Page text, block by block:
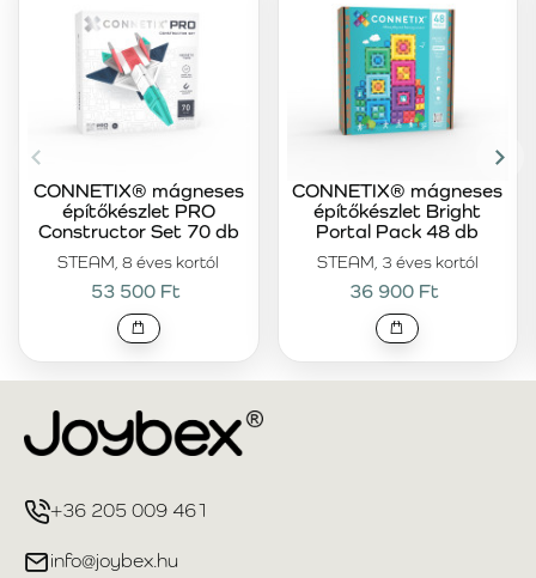
STEAM, 8 éves kortól
CONNETIX® mágneses
építőkészlet PRO
Constructor Set 70 db
53 500 Ft
STEAM, 3 éves kortól
CONNETIX® mágneses
építőkészlet Bright
Portal Pack 48 db
36 900 Ft
+36 205 009 461
info@joybex.hu